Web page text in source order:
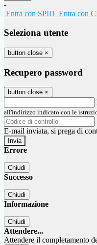
-
Entra con SPID Entra con
Seleziona utente
button close ×
Recupero password
button close ×
all'indirizzo indicato con le
E-mail inviata, si prega di
Errore
Chiudi
Successo
Chiudi
Informazione
Chiudi
Attendere...
Attendere il completamento